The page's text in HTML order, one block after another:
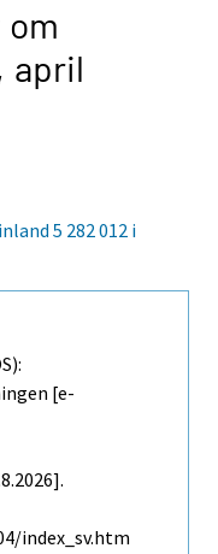
april
5 282 012 i
[e-
index_sv.htm